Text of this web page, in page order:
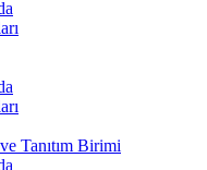
Tanıtım Birimi